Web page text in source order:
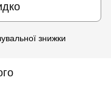
знижки